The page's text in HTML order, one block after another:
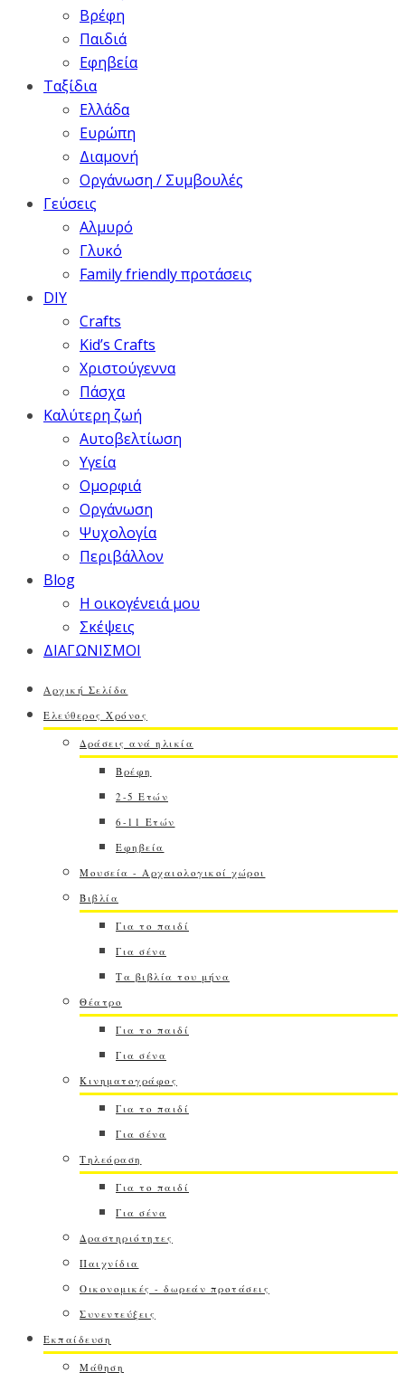
Βρέφη
Παιδιά
Εφηβεία
Ταξίδια
Ελλάδα
Ευρώπη
Διαμονή
Οργάνωση / Συμβουλές
Γεύσεις
Αλμυρό
Γλυκό
Family friendly προτάσεις
DIY
Crafts
Kid’s Crafts
Χριστούγεννα
Πάσχα
Καλύτερη ζωή
Αυτοβελτίωση
Υγεία
Ομορφιά
Οργάνωση
Ψυχολογία
Περιβάλλον
Blog
Η οικογένειά μου
Σκέψεις
ΔΙΑΓΩΝΙΣΜΟΙ
Αρχική Σελίδα
Ελεύθερος Χρόνος
Δράσεις ανά ηλικία
Βρέφη
2-5 Ετών
6-11 Ετών
Εφηβεία
Μουσεία - Αρχαιολογικοί χώροι
Βιβλία
Για το παιδί
Για σένα
Τα βιβλία του μήνα
Θέατρο
Για το παιδί
Για σένα
Κινηματογράφος
Για το παιδί
Για σένα
Τηλεόραση
Για το παιδί
Για σένα
Δραστηριότητες
Παιχνίδια
Οικονομικές - δωρεάν προτάσεις
Συνεντεύξεις
Εκπαίδευση
Μάθηση